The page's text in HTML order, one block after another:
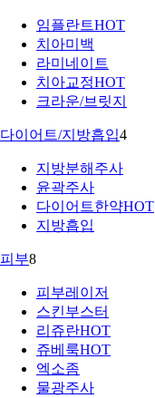
임플란트HOT
치아미백
라미네이트
치아교정HOT
크라운/브릿지
다이어트/지방흡입4
지방분해주사
윤곽주사
다이어트한약HOT
지방흡입
피부8
피부레이저
스킨부스터
리쥬란HOT
쥬베룩HOT
엑소좀
물광주사